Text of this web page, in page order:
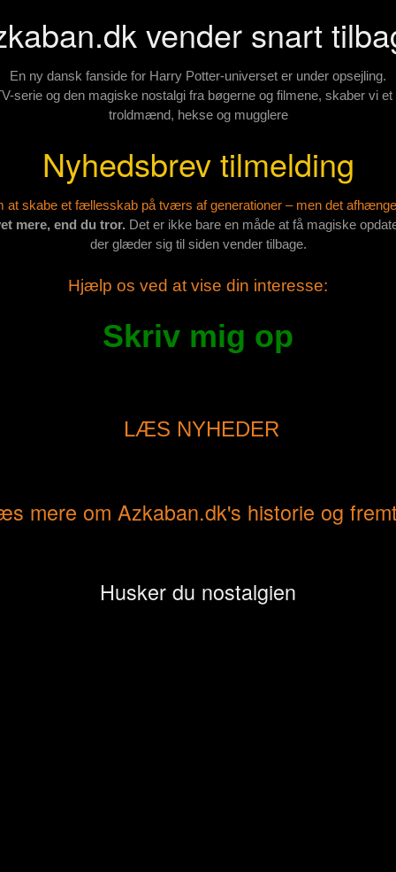
vender snart
En ny dansk fanside for Harry Potter-universet er under opsejling.
serie og den magiske nostalgi fra bøgerne og filmene, skaber vi
troldmænd, hekse og mugglere
Nyhedsbrev tilmelding
at skabe et fællesskab på tværs af generationer – men det
mere, end du tror. Det er ikke bare en måde at få magiske
der glæder sig til siden vender tilbage.
Hjælp os ved at vise din interesse:
Skriv mig op
LÆS NYHEDER
mere om Azkaban.dk's historie og
Husker du nostalgien